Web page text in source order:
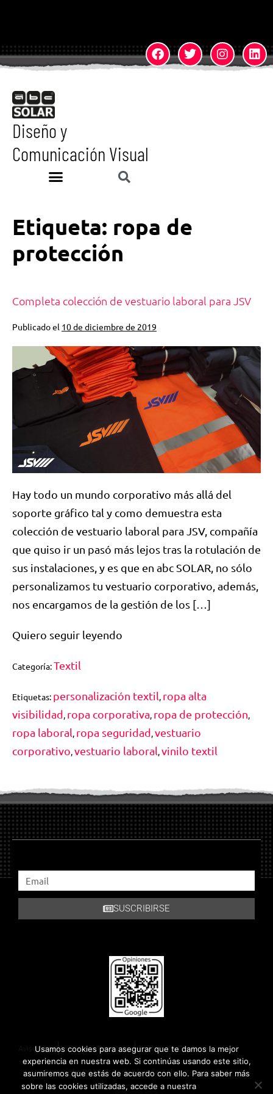
Diseño y
Comunicación Visual
Etiqueta: ropa de
protección
Completa colección de vestuario laboral para JSV
Publicado el 10 de diciembre de 2019
Hay todo un mundo corporativo más allá del
soporte gráfico tal y como demuestra esta
colección de vestuario laboral para JSV, compañía
que quiso ir un pasó más lejos tras la rotulación de
sus instalaciones, y es que en abc SOLAR, no sólo
personalizamos tu vestuario corporativo, además,
nos encargamos de la gestión de los […]
Quiero seguir leyendo
Categoría:Textil
Etiquetas: personalización textil, ropa alta
visibilidad, ropa corporativa, ropa de protección,
ropa laboral, ropa seguridad,vestuario
corporativo,vestuario laboral,vinilo textil
SUSCRIBIRSE
Aviso LegalPolítica de Privacidad Política de Cookies
Copyright 2018 © Todos los derechos reservados.
Usamos cookies para asegurar que te damos la mejor
experiencia en nuestra web. Si continúas usando este sitio,
asumiremos que estás de acuerdo con ello. Para saber más
sobre las cookies utilizadas, accede a nuestra